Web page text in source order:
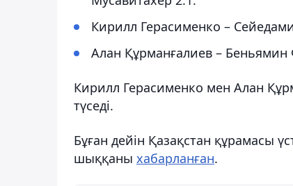
Кирилл Герасименко –
Алан Құрманғалиев –
Кирилл Герасименко мен Алан
түседі.
Бұған дейін Қазақстан құрамасы
шыққаны хабарланған.